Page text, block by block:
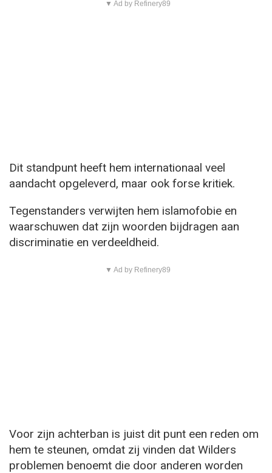
▼ Ad by Refinery89
Dit standpunt heeft hem internationaal veel
aandacht opgeleverd, maar ook forse kritiek.
Tegenstanders verwijten hem islamofobie en
waarschuwen dat zijn woorden bijdragen aan
discriminatie en verdeeldheid.
▼ Ad by Refinery89
Voor zijn achterban is juist dit punt een reden om
hem te steunen, omdat zij vinden dat Wilders
problemen benoemt die door anderen worden